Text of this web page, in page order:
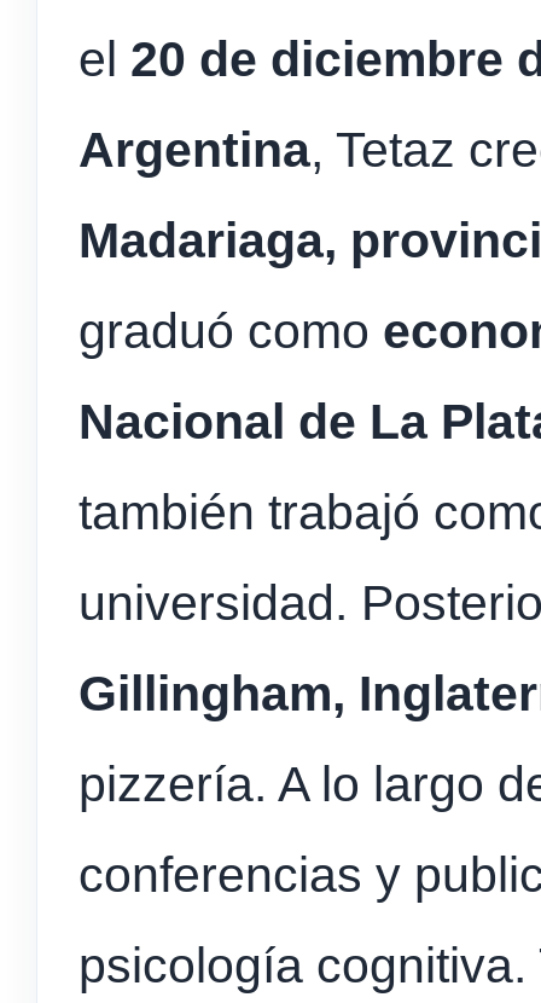
el 20 de diciembre
Argentina, Tetaz
Madariaga,
graduó como
Nacional de La
también trabajó
universidad.
Gillingham,
pizzería. A lo largo
conferencias y
psicología